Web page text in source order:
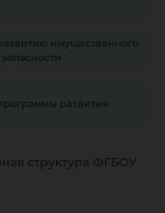
имущественного
развития
структура ФГБОУ